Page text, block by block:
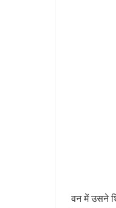
वन में उसने